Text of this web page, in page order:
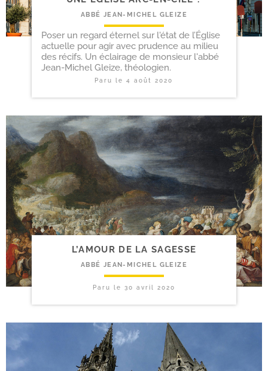
ABBÉ JEAN-MICHEL GLEIZE
Poser un regard éternel sur l'état de l’Église
actuelle pour agir avec prudence au milieu
des récifs. Un éclairage de monsieur l'abbé
Jean-Michel Gleize, théologien.
Paru le4 août 2020
L’AMOUR DE LA SAGESSE
ABBÉ JEAN-MICHEL GLEIZE
Paru le 30 avril 2020